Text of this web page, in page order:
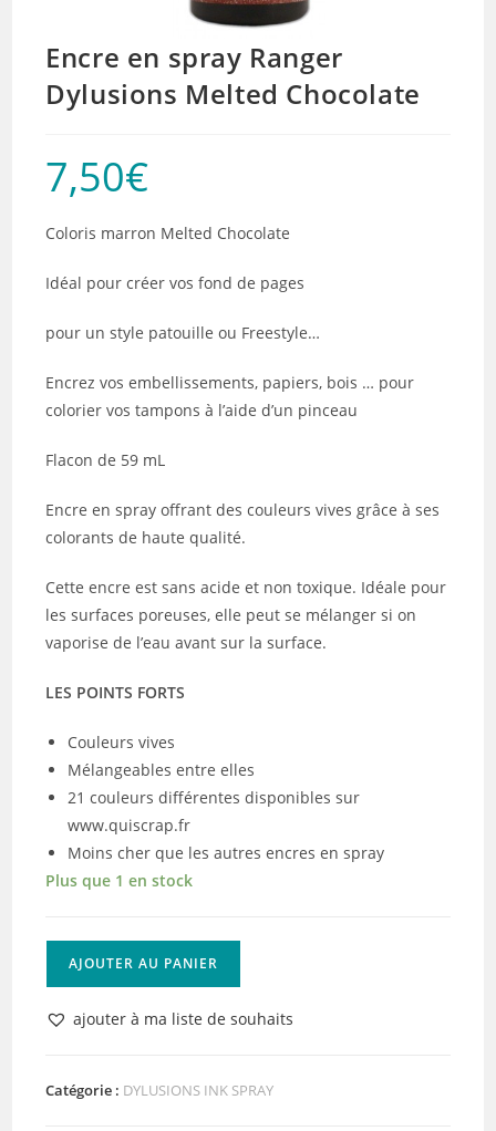
Encre en spray Ranger
Dylusions Melted Chocolate
7,50€
Coloris marron Melted Chocolate
Idéal pour créer vos fond de pages
pour un style patouille ou Freestyle…
Encrez vos embellissements, papiers, bois … pour
colorier vos tampons à l’aide d’un pinceau
Flacon de 59 mL
Encre en spray offrant des couleurs vives grâce à ses
colorants de haute qualité.
Cette encre est sans acide et non toxique. Idéale pour
les surfaces poreuses, elle peut se mélanger si on
vaporise de l’eau avant sur la surface.
LES POINTS FORTS
Couleurs vives
Mélangeables entre elles
21 couleurs différentes disponibles sur
www.quiscrap.fr
Moins cher que les autres encres en spray
Plus que 1 en stock
Encre
Ranger
AJOUTER AU PANIER
ajouter à ma liste de souhaits
Catégorie : DYLUSIONS INK SPRAY